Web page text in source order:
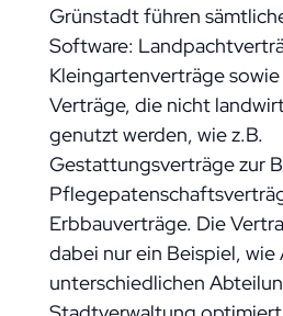
Grünstadt führen
Software:
Kleingartenverträge
Verträge, die nicht
genutzt werden, wie z.B.
Gestattungsverträge zur
Erbbauverträge. Die
dabei nur ein Beispiel,
unterschiedlichen